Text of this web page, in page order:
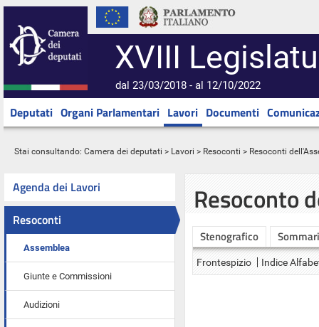
XVIII
dal 23/03/2018 - al 12/10/2022
Deputati Organi Parlamentari Lavori Documenti
Stai consultando: Camera dei deputati > Lavori > Resoconti > Resoconti
Agenda dei Lavori
Resoconti
Assemblea
Giunte e Commissioni
Audizioni
Resoconto
Stenografico
Frontespizio Indice